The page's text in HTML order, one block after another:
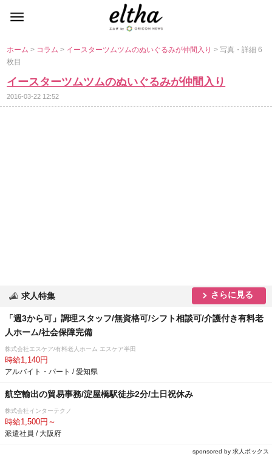
ホーム> コラム> イースターツムツムのぬいぐるみが仲間入り> 写真・詳細 6
枚目
イースターツムツムのぬいぐるみが仲間入り
2016-03-22 12:52
求人特集 さらに見る
「週3から可」調理スタッフ/無資格可/シフト相談可/介護付き有料老
人ホーム/社会保障完備
株式会社エスケア/有料老人ホーム エスケア半田
時給1,140円
アルバイト・パート / 愛知県
航空輸出の貿易事務/淀屋橋駅徒歩2分/土日祝休み
株式会社インターテクノ
時給1,500円～
派遣社員 / 大阪府
sponsored by 求人ボックス